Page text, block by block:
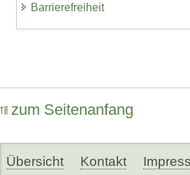
Barrierefreiheit
zum Seitenanfang
Übersicht Kontakt